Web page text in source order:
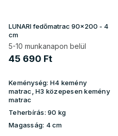
LUNARI fedőmatrac 90x200 - 4
cm
5-10 munkanapon belül
45 690 Ft
Keménység: H4 kemény
matrac, H3 közepesen kemény
matrac
Teherbírás: 90 kg
Magasság: 4 cm